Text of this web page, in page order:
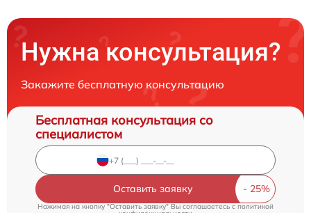
Нужна консультация?
Закажите бесплатную консультацию
Бесплатная консультация со
специалистом
Оставить заявку
Нажимая на кнопку "Оставить заявку" Вы соглашаетесь cполитикой